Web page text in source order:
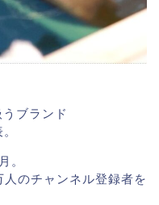
ブランド
。
のチャンネル登録者を